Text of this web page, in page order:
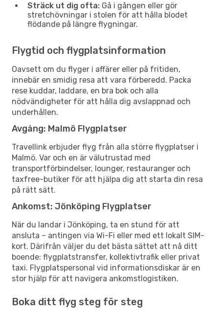
Sträck ut dig ofta: Gå i gången eller gör
stretchövningar i stolen för att hålla blodet
flödande på längre flygningar.
Flygtid och flygplatsinformation
Oavsett om du flyger i affärer eller på fritiden,
innebär en smidig resa att vara förberedd. Packa
rese kuddar, laddare, en bra bok och alla
nödvändigheter för att hålla dig avslappnad och
underhållen.
Avgång: Malmö Flygplatser
Travellink erbjuder flyg från alla större flygplatser i
Malmö. Var och en är välutrustad med
transportförbindelser, lounger, restauranger och
taxfree-butiker för att hjälpa dig att starta din resa
på rätt sätt.
Ankomst: Jönköping Flygplatser
När du landar i Jönköping, ta en stund för att
ansluta – antingen via Wi-Fi eller med ett lokalt SIM-
kort. Därifrån väljer du det bästa sättet att nå ditt
boende: flygplatstransfer, kollektivtrafik eller privat
taxi. Flygplatspersonal vid informationsdiskar är en
stor hjälp för att navigera ankomstlogistiken.
Boka ditt flyg steg för steg